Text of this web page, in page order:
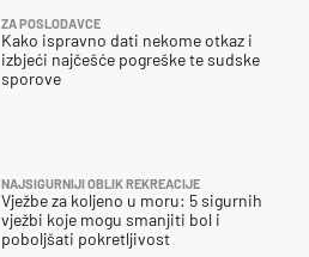
NAJSIGURNIJI OBLIK REKREACIJE
Vježbe za koljeno u moru: 5 sigurnih
vježbi koje mogu smanjiti bol i
poboljšati pokretljivost
ZA POSLODAVCE
Kako ispravno dati nekome otkaz i
izbjeći najčešće pogreške te sudske
sporove